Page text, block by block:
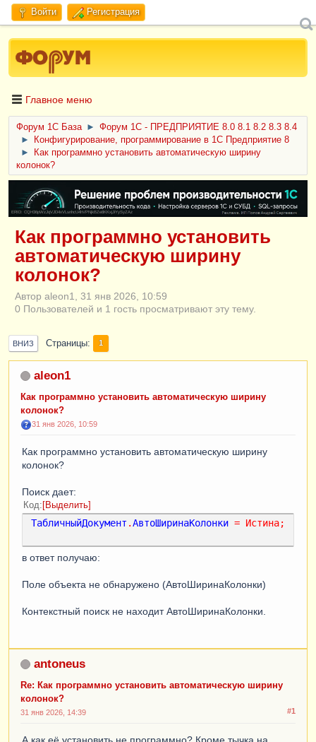
Войти Регистрация
Главное меню
Форум 1C База ►
Форум 1С - ПРЕДПРИЯТИЕ 8.0 8.1 8.2 8.3 8.4
►
Конфигурирование, программирование в 1С Предприятие 8
►
Как программно установить автоматическую ширину
колонок?
ERID: CQH36pWzJqVJD4xVLsnhcU4hVPNjkBZe8KKxjJiYySyZAz
Как программно установить
автоматическую ширину
колонок?
Автор aleon1, 31 янв 2026, 10:59
0 Пользователей и 1 гость просматривают эту тему.
ВНИЗ Страницы 1
aleon1
Как программно установить автоматическую ширину
колонок?
31 янв 2026, 10:59
Как программно установить автоматическую ширину
колонок?
Поиск дает:
Код Выделить
ТабличныйДокумент .АвтоШиринаКолонки = Истина;
в ответ получаю:
Поле объекта не обнаружено (АвтоШиринаКолонки)
Контекстный поиск не находит АвтоШиринаКолонки.
antoneus
Re: Как программно установить автоматическую ширину
колонок?
#1
31 янв 2026, 14:39